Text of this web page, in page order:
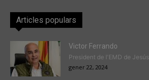
Articles populars
Victor Ferrando
President de l'EMD de Jesús
gener 22, 2024